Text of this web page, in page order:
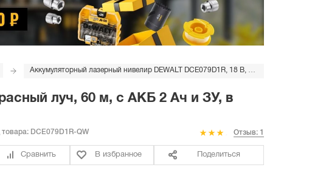
луч, 60 м, с АКБ 2 Ач и ЗУ, в
товара: DCE079D1R-QW Отзыв: 1
Сравнить В избранное Поделиться